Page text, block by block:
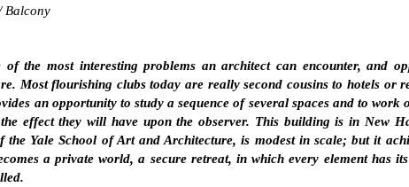
Balcony
the most interesting problems an architect can encounter, and
Most flourishing clubs today are really second cousins to hotels or
an opportunity to study a sequence of several spaces and to work
effect they will have upon the observer. This building is in New
the Yale School of Art and Architecture, is modest in scale; but it
a private world, a secure retreat, in which every element has